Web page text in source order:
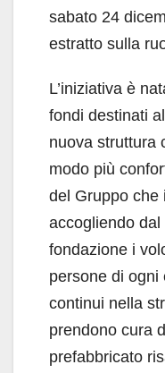
sabato 24
estratto sulla
L’iniziativa è
fondi destinati
nuova struttura
modo più
del Gruppo che
accogliendo
fondazione i
persone di ogni
continui nella
prendono cura
prefabbricato